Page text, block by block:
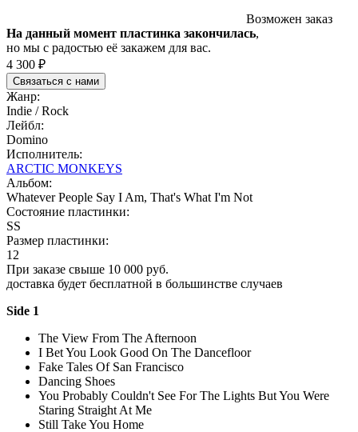
Возможен заказ
На данный момент пластинка закончилась,
но мы с радостью её закажем для вас.
4 300 ₽
Связаться с нами
Жанр:
Indie / Rock
Лейбл:
Domino
Исполнитель:
ARCTIC MONKEYS
Альбом:
Whatever People Say I Am, That's What I'm Not
Состояние пластинки:
SS
Размер пластинки:
12
При заказе свыше 10 000 руб.
доставка будет бесплатной в большинстве случаев
Side 1
The View From The Afternoon
I Bet You Look Good On The Dancefloor
Fake Tales Of San Francisco
Dancing Shoes
You Probably Couldn't See For The Lights But You Were
Staring Straight At Me
Still Take You Home